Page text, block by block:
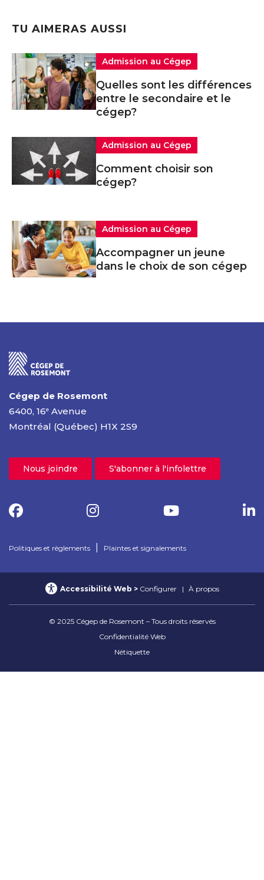
TU AIMERAS AUSSI
Admission au Cégep
Quelles sont les différences
entre le secondaire et le
cégep?
Admission au Cégep
Comment choisir son
cégep?
Admission au Cégep
Accompagner un jeune
dans le choix de son cégep
Cégep de Rosemont
6400, 16e Avenue
Montréal (Québec) H1X 2S9
Nous joindre S'abonner à l'infolettre
Politiques et règlements Plaintes et signalements
© 2025 Cégep de Rosemont – Tous droits réservés
Confidentialité Web
Nétiquette
Accessibilité Web Configurer À propos